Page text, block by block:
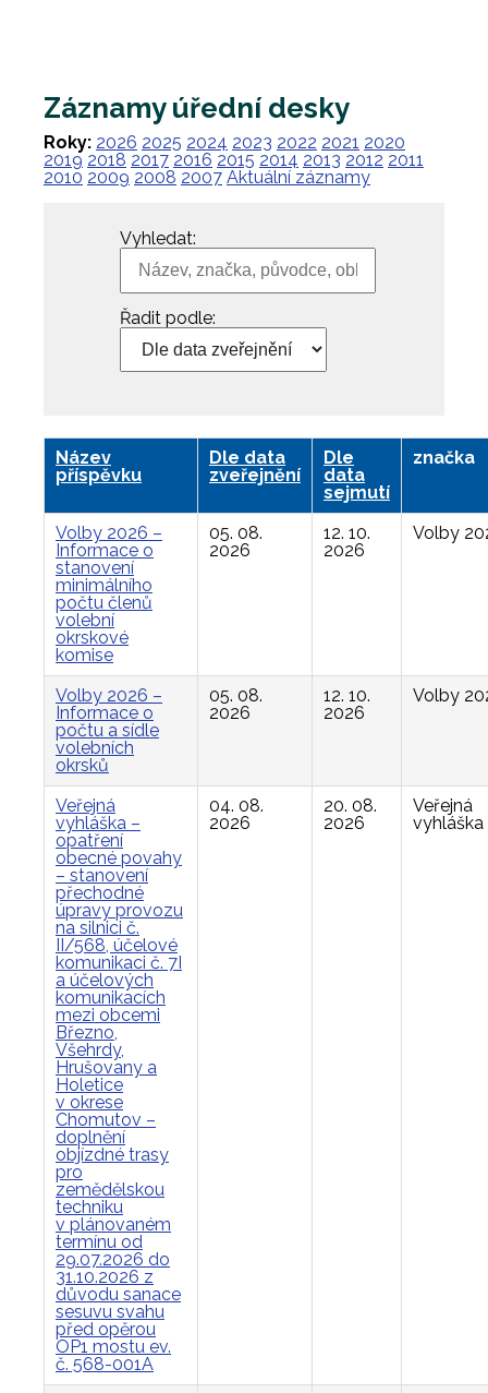
Záznamy úřední desky
Roky: 2026 2025 2024 2023 2022 2021 2020
2019 2018 2017 2016 2015 2014 2013 2012 2011
2010 2009 2008 2007 Aktuální záznamy
Vyhledat:
Řadit podle:
Název
příspěvku
Dle data
zveřejnění
Dle
data
sejmutí
značka
Volby 2026 –
Informace o
stanovení
minimálního
počtu členů
volební
okrskové
komise
05. 08.
2026
12. 10.
2026
Volby
Volby 2026 –
Informace o
počtu a sídle
volebních
okrsků
05. 08.
2026
12. 10.
2026
Volby
Veřejná
vyhláška –
opatření
obecné povahy
– stanovení
přechodné
úpravy provozu
na silnici č.
II/568, účelové
komunikaci č. 7I
a účelových
komunikacích
mezi obcemi
Březno,
Všehrdy,
Hrušovany a
Holetice
v okrese
Chomutov –
doplnění
objízdné trasy
pro
zemědělskou
techniku
v plánovaném
termínu od
29.07.2026 do
31.10.2026 z
důvodu sanace
sesuvu svahu
před opěrou
OP1 mostu ev.
č. 568-001A
04. 08.
2026
20. 08.
2026
Veřejná
vyhláška